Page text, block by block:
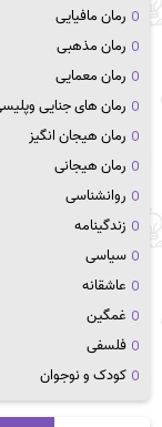
رمان مافیایی
رمان مذهبی
رمان معمایی
رمان های جنایی
رمان هیجان انگیز
رمان هیجانی
روانشناسی
زندگینامه
سیاسی
عاشقانه
غمگین
فلسفی
کودک و نوجوان